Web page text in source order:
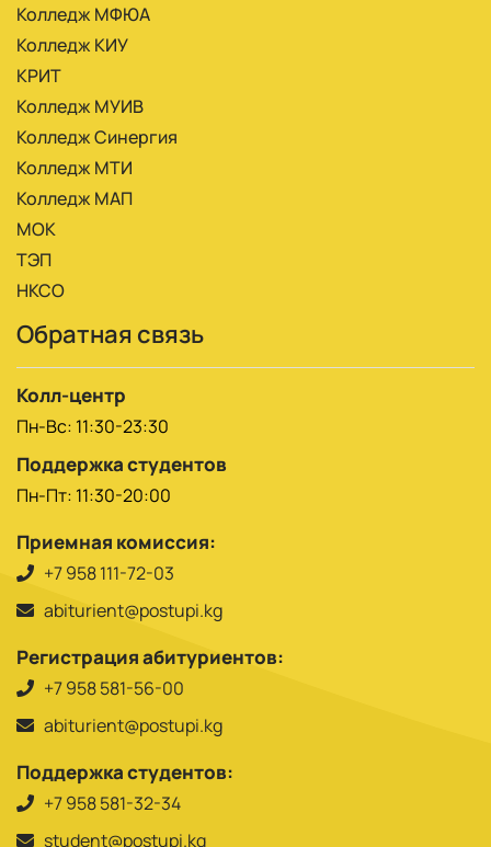
Колледж МФЮА
Колледж КИУ
КРИТ
Колледж МУИВ
Колледж Синергия
Колледж МТИ
Колледж МАП
МОК
ТЭП
НКСО
Обратная связь
Колл-центр
Пн-Вс: 11:30-23:30
Поддержка студентов
Пн-Пт: 11:30-20:00
Приемная комиссия:
+7 958 111-72-03
abiturient@postupi.kg
Регистрация абитуриентов:
+7 958 581-56-00
abiturient@postupi.kg
Поддержка студентов:
+7 958 581-32-34
student@postupi.kg